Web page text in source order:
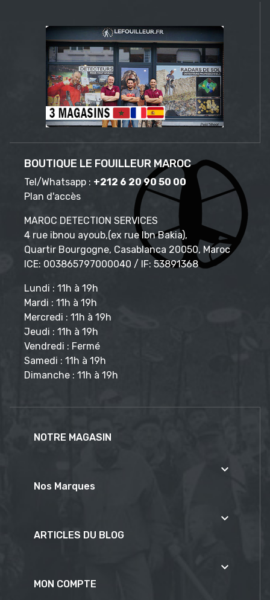
BOUTIQUE LE FOUILLEUR MAROC
Tel/Whatsapp : +212 6 20 90 50 00
Plan d'accès
MAROC DETECTION SERVICES
4 rue ibnou ayoub,(ex rue Ibn Bakia),
Quartir Bourgogne, Casablanca 20050, Maroc
ICE: 003865797000040 / IF: 53891368
Lundi : 11h à 19h
Mardi : 11h à 19h
Mercredi : 11h à 19h
Jeudi : 11h à 19h
Vendredi : Fermé
Samedi : 11h à 19h
Dimanche : 11h à 19h
NOTRE MAGASIN

Nos Marques

ARTICLES DU BLOG

MON COMPTE